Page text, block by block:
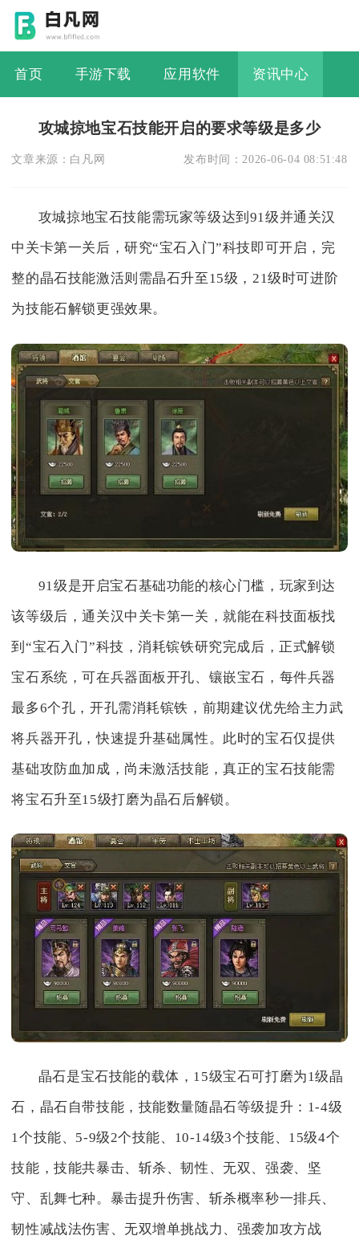
首页 手游下载 应用软件 资讯中心
攻城掠地宝石技能开启的要求等级是多少
文章来源： 白凡网 发布时间： 2026-06-04 08:51:48
攻城掠地宝石技能需玩家等级达到91级并通关汉
中关卡第一关后，研究“宝石入门”科技即可开启，完
整的晶石技能激活则需晶石升至15级，21级时可进阶
为技能石解锁更强效果。
91级是开启宝石基础功能的核心门槛，玩家到达
该等级后，通关汉中关卡第一关，就能在科技面板找
到“宝石入门”科技，消耗镔铁研究完成后，正式解锁
宝石系统，可在兵器面板开孔、镶嵌宝石，每件兵器
最多6个孔，开孔需消耗镔铁，前期建议优先给主力武
将兵器开孔，快速提升基础属性。此时的宝石仅提供
基础攻防血加成，尚未激活技能，真正的宝石技能需
将宝石升至15级打磨为晶石后解锁。
晶石是宝石技能的载体，15级宝石可打磨为1级晶
石，晶石自带技能，技能数量随晶石等级提升：1-4级
1个技能、5-9级2个技能、10-14级3个技能、15级4个
技能，技能共暴击、斩杀、韧性、无双、强袭、坚
守、乱舞七种。暴击提升伤害、斩杀概率秒一排兵、
韧性减战法伤害、无双增单挑战力、强袭加攻方战